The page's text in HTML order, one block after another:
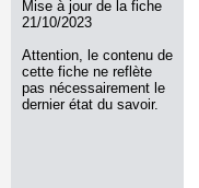
Mise à jour de la fiche
21/10/2023
Attention, le contenu de
cette fiche ne reflète
pas nécessairement le
dernier état du savoir.